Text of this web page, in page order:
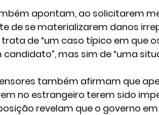
apontam, ao solicitarem
de se materializarem danos
de “um caso típico em que
candidato”, mas sim de “uma
também afirmam que
no estrangeiro terem sido
revelam que o governo